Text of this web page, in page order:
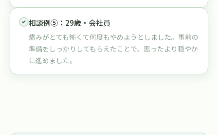
相談例⑤：29歳・会社員
痛みがとても怖くて何度もやめようとしました。事前の
準備をしっかりしてもらえたことで、思ったより穏やか
に進めました。